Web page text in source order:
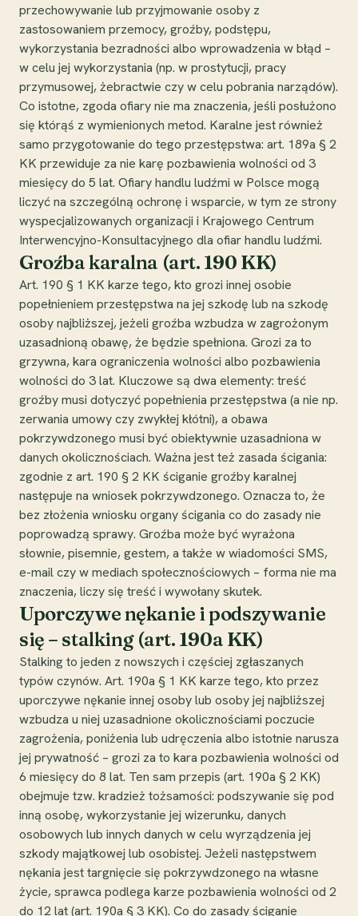
przechowywanie lub przyjmowanie osoby z
zastosowaniem przemocy, groźby, podstępu,
wykorzystania bezradności albo wprowadzenia w błąd –
w celu jej wykorzystania (np. w prostytucji, pracy
przymusowej, żebractwie czy w celu pobrania narządów).
Co istotne, zgoda ofiary nie ma znaczenia, jeśli posłużono
się którąś z wymienionych metod. Karalne jest również
samo przygotowanie do tego przestępstwa: art. 189a § 2
KK przewiduje za nie karę pozbawienia wolności od 3
miesięcy do 5 lat. Ofiary handlu ludźmi w Polsce mogą
liczyć na szczególną ochronę i wsparcie, w tym ze strony
wyspecjalizowanych organizacji i Krajowego Centrum
Interwencyjno-Konsultacyjnego dla ofiar handlu ludźmi.
Groźba karalna (art. 190 KK)
Art. 190 § 1 KK karze tego, kto grozi innej osobie
popełnieniem przestępstwa na jej szkodę lub na szkodę
osoby najbliższej, jeżeli groźba wzbudza w zagrożonym
uzasadnioną obawę, że będzie spełniona. Grozi za to
grzywna, kara ograniczenia wolności albo pozbawienia
wolności do 3 lat. Kluczowe są dwa elementy: treść
groźby musi dotyczyć popełnienia przestępstwa (a nie np.
zerwania umowy czy zwykłej kłótni), a obawa
pokrzywdzonego musi być obiektywnie uzasadniona w
danych okolicznościach. Ważna jest też zasada ścigania:
zgodnie z art. 190 § 2 KK ściganie groźby karalnej
następuje na wniosek pokrzywdzonego. Oznacza to, że
bez złożenia wniosku organy ścigania co do zasady nie
poprowadzą sprawy. Groźba może być wyrażona
słownie, pisemnie, gestem, a także w wiadomości SMS,
e-mail czy w mediach społecznościowych – forma nie ma
znaczenia, liczy się treść i wywołany skutek.
Uporczywe nękanie i podszywanie
się – stalking (art. 190a KK)
Stalking to jeden z nowszych i częściej zgłaszanych
typów czynów. Art. 190a § 1 KK karze tego, kto przez
uporczywe nękanie innej osoby lub osoby jej najbliższej
wzbudza u niej uzasadnione okolicznościami poczucie
zagrożenia, poniżenia lub udręczenia albo istotnie narusza
jej prywatność – grozi za to kara pozbawienia wolności od
6 miesięcy do 8 lat. Ten sam przepis (art. 190a § 2 KK)
obejmuje tzw. kradzież tożsamości: podszywanie się pod
inną osobę, wykorzystanie jej wizerunku, danych
osobowych lub innych danych w celu wyrządzenia jej
szkody majątkowej lub osobistej. Jeżeli następstwem
nękania jest targnięcie się pokrzywdzonego na własne
życie, sprawca podlega karze pozbawienia wolności od 2
do 12 lat (art. 190a § 3 KK). Co do zasady ściganie